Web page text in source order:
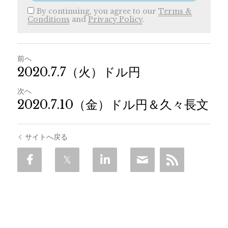
By continuing, you agree to our Terms &
Conditions and Privacy Policy.
前へ
2020.7.7（火）ドル円
次へ
2020.7.10（金）ドル円＆久々長文
サイトへ戻る